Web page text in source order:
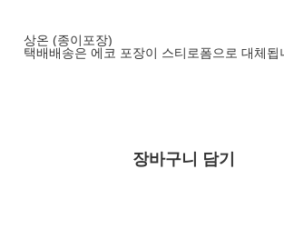
상온 (종이포장)
택배배송은 에코 포장이 스티로폼으로 대체됩
장바구니 담기